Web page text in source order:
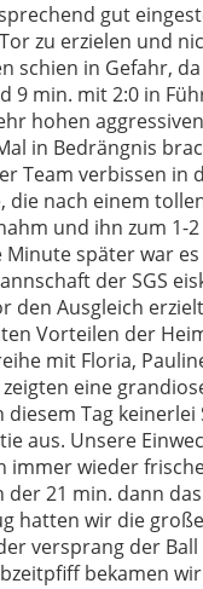
gut
zu erzielen und
schien in Gefahr,
9 min. mit 2:0 in
hohen
in Bedrängnis
Team verbissen in
die nach einem
und ihn zum 1-
Minute später war
der SGS
den Ausgleich
Vorteilen der
mit Floria,
eine
diesem Tag
aus. Unsere
immer wieder
der 21 min. dann
hatten wir die
versprang der
bekamen